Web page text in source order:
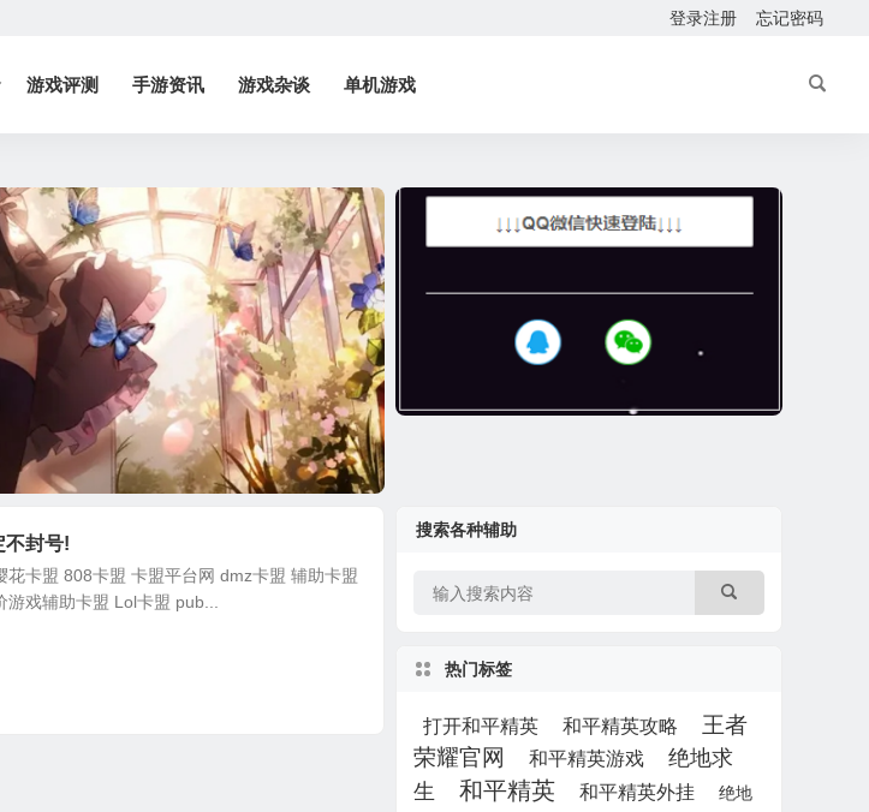
登录注册 忘记密码
游戏评测 手游资讯 游戏杂谈 单机游戏
不封号!
卡盟 808卡盟 卡盟平台网 dmz卡盟 辅助卡盟
游戏辅助卡盟 Lol卡盟 pub...
搜索各种辅助
热门标签
打开和平精英 和平精英攻略
王者
荣耀官网
和平精英游戏
绝地求
生
和平精英 和平精英外挂
绝地